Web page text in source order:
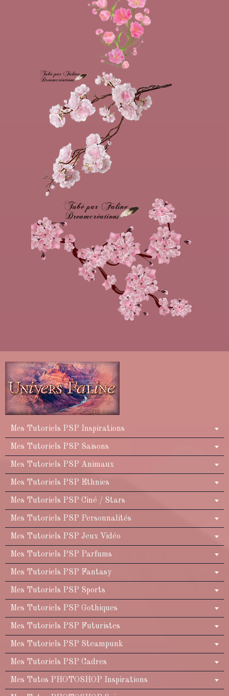
Mes Tutoriels PSP Inspirations
Mes Tutoriels PSP Saisons
Mes Tutoriels PSP Animaux
Mes Tutoriels PSP Ethnies
Mes Tutoriels PSP Ciné / Stars
Mes Tutoriels PSP Personnalités
Mes Tutoriels PSP Jeux Vidéo
Mes Tutoriels PSP Parfums
Mes Tutoriels PSP Fantasy
Mes Tutoriels PSP Sports
Mes Tutoriels PSP Gothiques
Mes Tutoriels PSP Futuristes
Mes Tutoriels PSP Steampunk
Mes Tutoriels PSP Cadres
Mes Tutos PHOTOSHOP Inspirations